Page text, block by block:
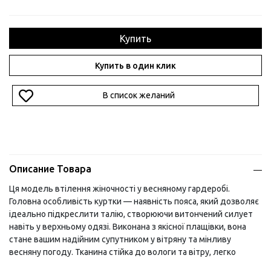
Купить
Купить в один клик
В список желаний
Описание Товара
Ця модель втілення жіночності у весняному гардеробі.
Головна особливість куртки — наявність пояса, який дозволяє
ідеально підкреслити талію, створюючи витончений силует
навіть у верхньому одязі. Виконана з якісної плащівки, вона
стане вашим надійним супутником у вітряну та мінливу
весняну погоду. Тканина стійка до вологи та вітру, легко